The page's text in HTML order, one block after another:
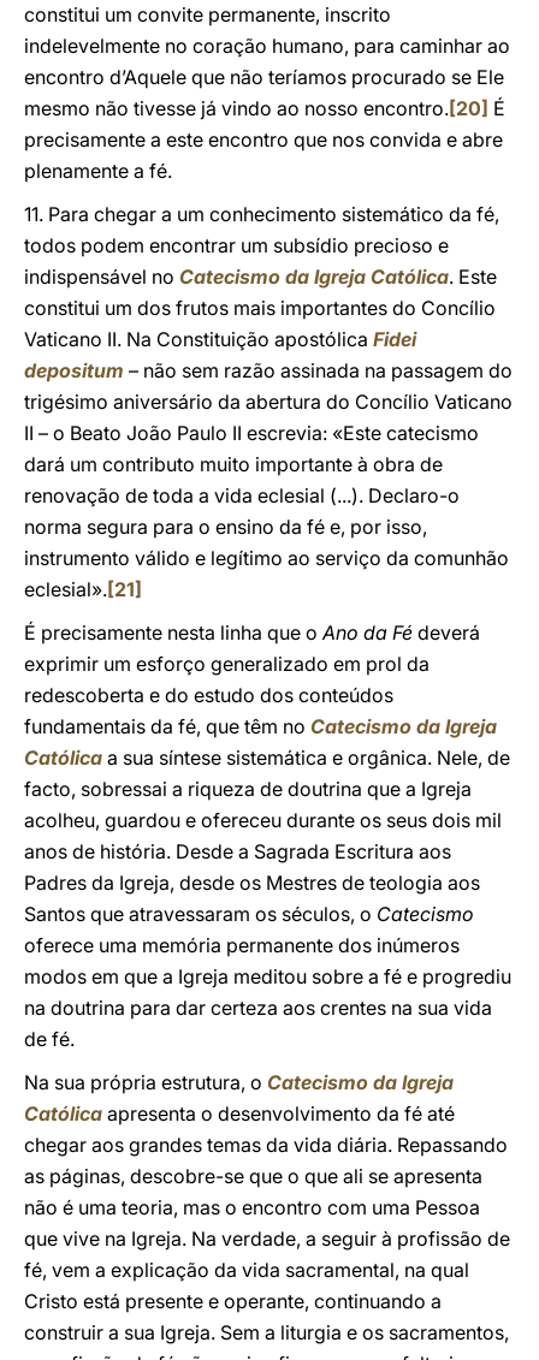
constitui um convite permanente, inscrito
indelevelmente no coração humano, para caminhar ao
encontro d’Aquele que não teríamos procurado se Ele
mesmo não tivesse já vindo ao nosso encontro.[20] É
precisamente a este encontro que nos convida e abre
plenamente a fé.
11. Para chegar a um conhecimento sistemático da fé,
todos podem encontrar um subsídio precioso e
indispensável no Catecismo da Igreja Católica. Este
constitui um dos frutos mais importantes do Concílio
Vaticano II. Na Constituição apostólica Fidei
depositum – não sem razão assinada na passagem do
trigésimo aniversário da abertura do Concílio Vaticano
II – o Beato João Paulo II escrevia: «Este catecismo
dará um contributo muito importante à obra de
renovação de toda a vida eclesial (...). Declaro-o
norma segura para o ensino da fé e, por isso,
instrumento válido e legítimo ao serviço da comunhão
eclesial».[21]
É precisamente nesta linha que oAno da Fé deverá
exprimir um esforço generalizado em prol da
redescoberta e do estudo dos conteúdos
fundamentais da fé, que têm no Catecismo da Igreja
Católica a sua síntese sistemática e orgânica. Nele, de
facto, sobressai a riqueza de doutrina que a Igreja
acolheu, guardou e ofereceu durante os seus dois mil
anos de história. Desde a Sagrada Escritura aos
Padres da Igreja, desde os Mestres de teologia aos
Santos que atravessaram os séculos, o Catecismo
oferece uma memória permanente dos inúmeros
modos em que a Igreja meditou sobre a fé e progrediu
na doutrina para dar certeza aos crentes na sua vida
de fé.
Na sua própria estrutura, o Catecismo da Igreja
Católica apresenta o desenvolvimento da fé até
chegar aos grandes temas da vida diária. Repassando
as páginas, descobre-se que o que ali se apresenta
não é uma teoria, mas o encontro com uma Pessoa
que vive na Igreja. Na verdade, a seguir à profissão de
fé, vem a explicação da vida sacramental, na qual
Cristo está presente e operante, continuando a
construir a sua Igreja. Sem a liturgia e os sacramentos,